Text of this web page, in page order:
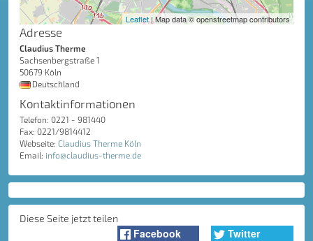
Leaflet| Map data © openstreetmap contributors
Adresse
Claudius Therme
Sachsenbergstraße 1
50679 Köln
Deutschland
Kontaktinformationen
Telefon: 0221 - 981440
Fax: 0221/9814412
Webseite: Claudius Therme Köln
Email: info@claudius-therme.de
Diese Seite jetzt teilen
Facebook
Twitter